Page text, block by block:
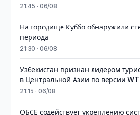
21:45 · 06/08
На городище Куббо обнаружили
периода
21:30 · 06/08
Узбекистан признан лидером
в Центральной Азии по версии
21:15 · 06/08
ОБСЕ содействует укреплению